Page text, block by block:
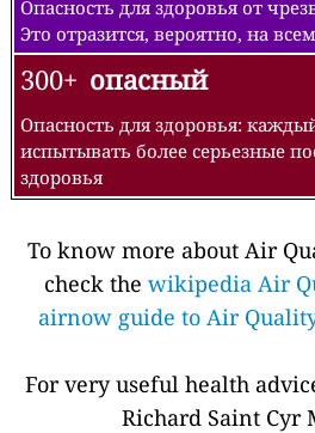
Опасность для здоровья от
Это отразится, вероятно, на
300+ опасный
Опасность для здоровья:
испытывать более серьезные
здоровья
To know more about Air
check the wikipedia Air
airnow guide to Air
For very useful health
Richard Saint Cyr